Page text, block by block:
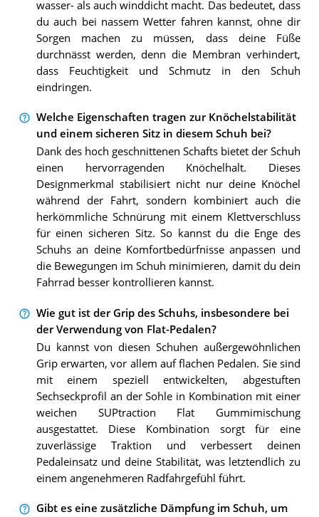
wasser- als auch winddicht macht. Das bedeutet, dass
du auch bei nassem Wetter fahren kannst, ohne dir
Sorgen machen zu müssen, dass deine Füße
durchnässt werden, denn die Membran verhindert,
dass Feuchtigkeit und Schmutz in den Schuh
eindringen.
Welche Eigenschaften tragen zur Knöchelstabilität
und einem sicheren Sitz in diesem Schuh bei?
Dank des hoch geschnittenen Schafts bietet der Schuh
einen hervorragenden Knöchelhalt. Dieses
Designmerkmal stabilisiert nicht nur deine Knöchel
während der Fahrt, sondern kombiniert auch die
herkömmliche Schnürung mit einem Klettverschluss
für einen sicheren Sitz. So kannst du die Enge des
Schuhs an deine Komfortbedürfnisse anpassen und
die Bewegungen im Schuh minimieren, damit du dein
Fahrrad besser kontrollieren kannst.
Wie gut ist der Grip des Schuhs, insbesondere bei
der Verwendung von Flat-Pedalen?
Du kannst von diesen Schuhen außergewöhnlichen
Grip erwarten, vor allem auf flachen Pedalen. Sie sind
mit einem speziell entwickelten, abgestuften
Sechseckprofil an der Sohle in Kombination mit einer
weichen SUPtraction Flat Gummimischung
ausgestattet. Diese Kombination sorgt für eine
zuverlässige Traktion und verbessert deinen
Pedaleinsatz und deine Stabilität, was letztendlich zu
einem angenehmeren Radfahrgefühl führt.
Gibt es eine zusätzliche Dämpfung im Schuh, um